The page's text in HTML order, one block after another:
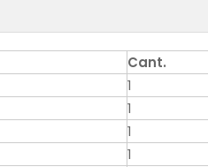
Cant.
1
1
1
1